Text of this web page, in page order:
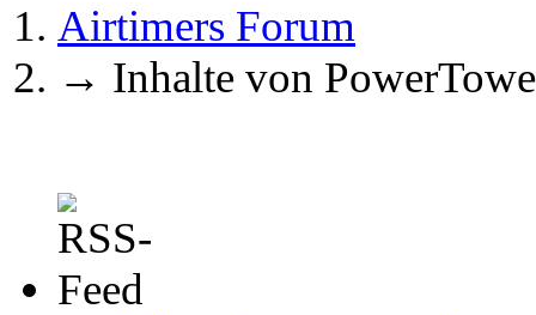
Airtimers Forum
→ Inhalte von